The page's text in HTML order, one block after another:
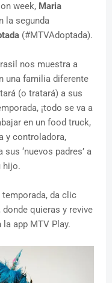
week, Maria
la segunda
(#MTVAdoptada).
nos muestra a
una familia diferente
(o tratará) a sus
¡todo se va a
en un food truck,
y controladora,
‘nuevos padres’ a
hijo.
temporada, da clic
quieras y revive
app MTV Play.